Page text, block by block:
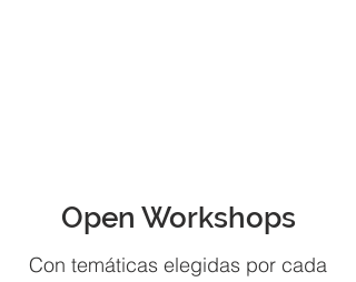
Open Workshops
Con temáticas elegidas por cada